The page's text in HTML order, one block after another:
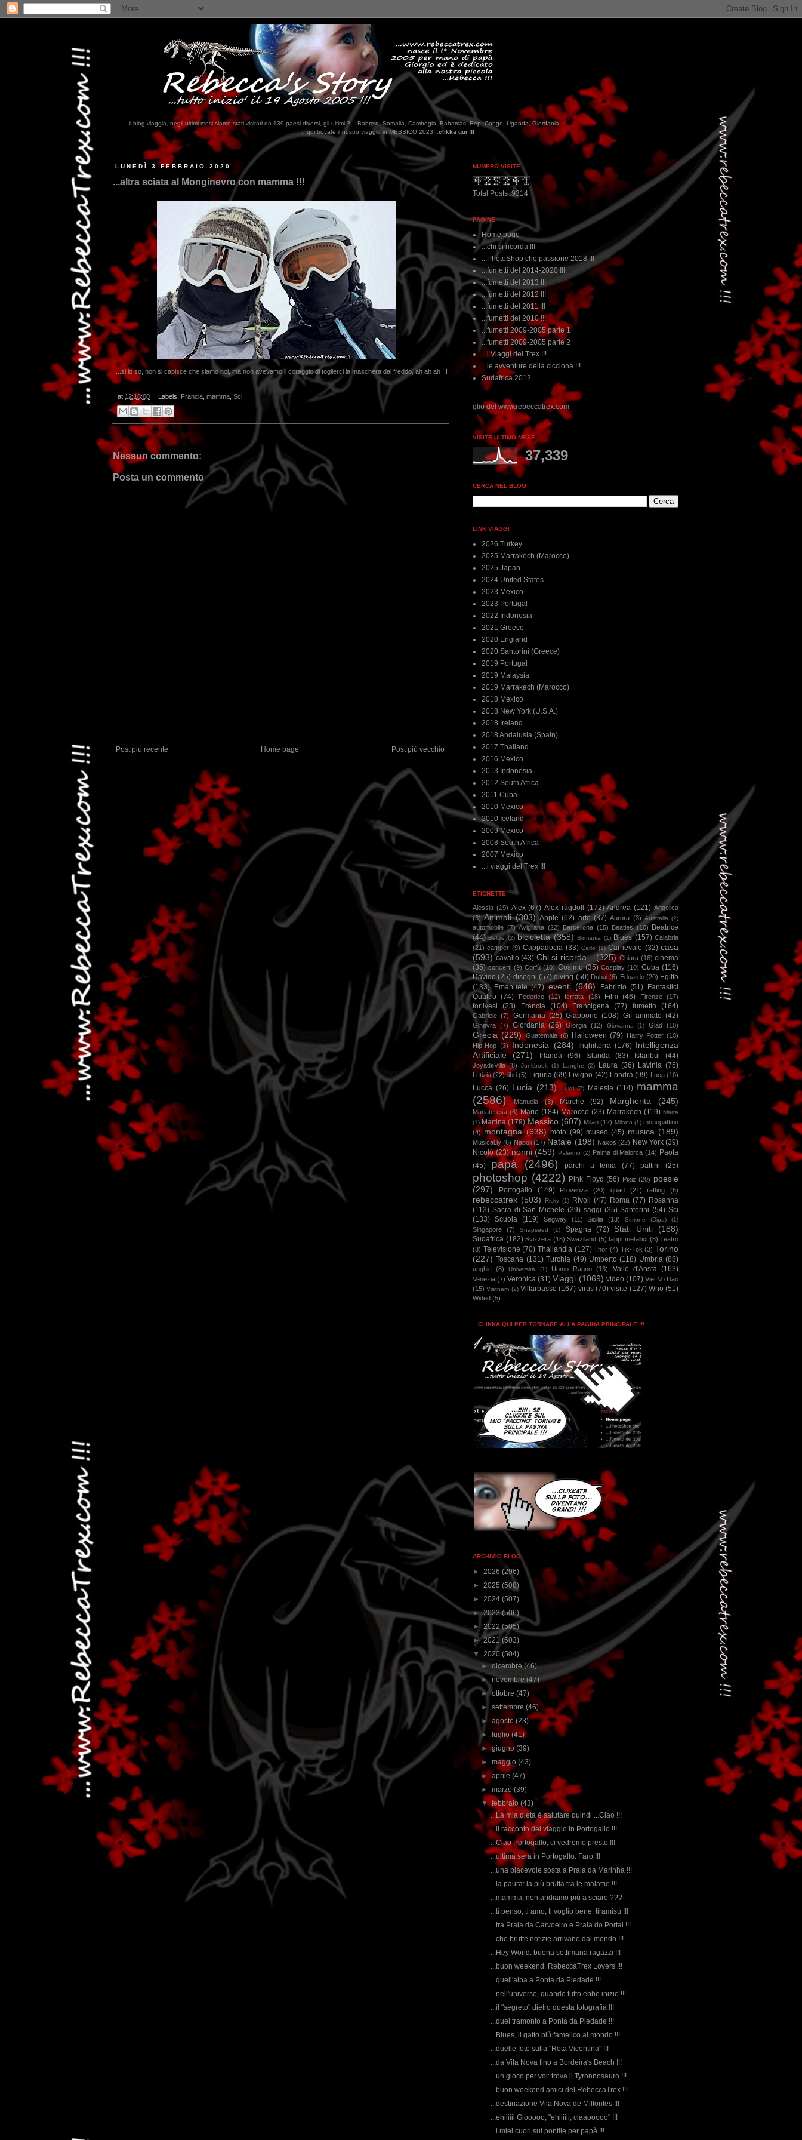
...il blog viaggia, negli ultimi mesi siamo stati visitati da 139 paesi diversi, gli ultimi ? ...Bahrein, Somalia, Cambogia, Bahamas, Rep. Congo, Uganda, Giordania...
...qui trovate il nostro viaggio in MESSICO 2023...clikka qui !!!
LUNEDÌ 3 FEBBRAIO 2020
...altra sciata al Monginevro con mamma !!!
...si lo so, non si capisce che siamo noi, ma non avevamo il coraggio di toglierci la maschera dal freddo, ah ah ah !!!
at 12:18:00 Labels: Francia, mamma, Sci
Nessun commento:
Posta un commento
Post più recente Post più vecchio
Home page
NUMERO VISITE
Total Posts :9314
PAGINE
Home page
...chi si ricorda !!!
...PhotoShop che passione 2018 !!!
...fumetti del 2014-2020 !!!
...fumetti del 2013 !!!
...fumetti del 2012 !!!
...fumetti del 2011 !!!
...fumetti del 2010 !!!
...fumetti 2009-2005 parte 1
...fumetti 2009-2005 parte 2
...i Viaggi del Trex !!!
...le avventure della cicciona !!!
Sudafrica 2012
...dai non perdere tempo, clikka "qui", c'è il meglio del www.rebeccatrex.com
VISITE ULTIMO MESE
37,339
CERCA NEL BLOG
LINK VIAGGI
2026 Turkey
2025 Marrakech (Marocco)
2025 Japan
2024 United States
2023 Mexico
2023 Portugal
2022 Indonesia
2021 Greece
2020 England
2020 Santorini (Greece)
2019 Portugal
2019 Malaysia
2019 Marrakech (Marocco)
2018 Mexico
2018 New York (U.S.A.)
2018 Ireland
2018 Andalusia (Spain)
2017 Thailand
2016 Mexico
2013 Indonesia
2012 South Africa
2011 Cuba
2010 Mexico
2010 Iceland
2009 Mexico
2008 South Africa
2007 Mexico
...i viaggi del Trex !!!
ETICHETTE
Alessia (19) Alex (67) Alex ragdoll (172) Andrea (121) Angelica
(3) Animali (303) Apple (62) arte (37) Aurora (3) Australia (2)
automobile (7) Avigliana (22) Barcellona (15) Beatles (10)
Beatrice
(44) Belize (2) bicicletta (358) Birmania (1) Blues (157) Calabria
(21) camper (9) Cappadocia (33) Carlo (1) Carnevale (32) casa
(593) cavallo (43) Chi si ricorda... (325) Chiara (16) cinema
(35) concerti (9) Corfù (10) Cosimo (35) Cosplay (10) Cuba (116)
Davide (25) disegni (57) diving (50) Dubai (6) Edoardo (20) Egitto
(183)
Emanuele (47) eventi (646) Fabrizio (51)
Fantastici
Quattro (74) Federico (12) ferrata (18) Film (46) Firenze (17)
forlivesi (23) Francia (104) Francigena (77) fumetto (164)
Gabriele (7) Germania (25) Giappone (108) Gif animate (42)
Ginevra (7) Giordania (26) Giorgia (12) Giovanna (1) Glad (10)
Grecia (229) Guatemala (6) Halloween (79) Harry Potter (10)
Hip-Hop (3) Indonesia (284) Inghilterra (176) Intelligenza
Artificiale
(271) Irlanda (96) Islanda (83) Istanbul (44)
JoyadeVilla (8) Junkbook (1) Langhe (2) Laura (36) Lavinia (75)
Letizia (22) libri (5) Liguria (69) Livigno (42) Londra (99) Luca (10)
Lucca (26) Lucia (213) Luigi (2) Malesia (114) mamma
(2586)
Manuela (3) Marche (92) Margherita (245)
Mariateresa (6) Mario (184) Marocco (23) Marrakech (119) Marta
(1) Martina (179) Messico (607) Milan (12) Milano (1) monopattino
(4) montagna (638) moto (99) museo (45) musica (189)
Musical.ly (6) Napoli (17) Natale (198) Naxos (22) New York (39)
Nicolò (23) nonni (459) Palermo (2) Palma di Maiorca (14) Paola
(45)
papà (2496) parchi a tema (77) pattini (25)
photoshop (4222) Pink Floyd (56) Pixiz (20) poesie
(297)
Portogallo (149) Provenza (20) quad (21) rafting (5)
rebeccatrex (503) Ricky (1) Rivoli (47) Roma (77) Rosanna
(113) Sacra di San Michele (39) saggi (35) Santorini (54) Sci
(133) Scuola (119) Segway (11) Sicilia (13) Simone (Dipa) (1)
Singapore (7) Snapseed (1) Spagna (72) Stati Uniti (188)
Sudafrica (182) Svizzera (15) Swaziland (5) tappi metallici (8) Teatro
(3) Televisione (70) Thailandia (127) Thor (4) Tik-Tok (3) Torino
(227) Toscana (131) Turchia (49) Umberto (118) Umbria (88)
unghie (8) Università (1) Uomo Ragno (13) Valle d'Aosta (163)
Venezia (7) Veronica (31) Viaggi (1069) video (107) Viet Vo Dao
(15) Vietnam (2) Villarbasse (167) virus (70) visite (127) Who (51)
Wided (5)
...CLIKKA QUI PER TORNARE ALLA PAGINA PRINCIPALE !!!
ARCHIVIO BLOG
► 2026 (296)
► 2025 (508)
► 2024 (507)
►2023(506)
► 2022(505)
►2021(503)
▼ 2020 (504)
►dicembre(46)
►novembre(47)
►ottobre(47)
►settembre(46)
►agosto(23)
►
luglio(41)
►giugno(39)
►maggio(43)
►aprile(47)
►marzo(39)
▼febbraio(43)
...La mia dieta è salutare quindi ...Ciao !!!
...il racconto del viaggio in Portogallo !!!
...Ciao Portogallo, ci vedremo presto !!!
...ultima sera in Portogallo: Faro !!!
...una piacevole sosta a Praia da Marinha !!!
...la paura: la più brutta tra le malattie !!!
...mamma, non andiamo più a sciare ???
...ti penso, ti amo, ti voglio bene, tiramisù !!!
...tra Praia da Carvoeiro e Praia do Portal !!!
...che brutte notizie arrivano dal mondo !!!
...Hey World: buona settimana ragazzi !!!
...buon weekend, RebeccaTrex Lovers !!!
...quell'alba a Ponta da Piedade !!!
...nell'universo, quando tutto ebbe inizio !!!
...il "segreto" dietro questa fotografia !!!
...quel tramonto a Ponta da Piedade !!!
...Blues, il gatto più famelico al mondo !!!
...quelle foto sulla "Rota Vicentina" !!!
...da Vila Nova fino a Bordeira's Beach !!!
...un gioco per voi: trova il Tyronnosauro !!!
...buon weekend amici del RebeccaTrex !!!
...destinazione Vila Nova de Milfontes !!!
...ehiiiiii Giooooo, "ehiiiiii, ciaaooooo" !!!
...i miei cuori sul pontile per papà !!!